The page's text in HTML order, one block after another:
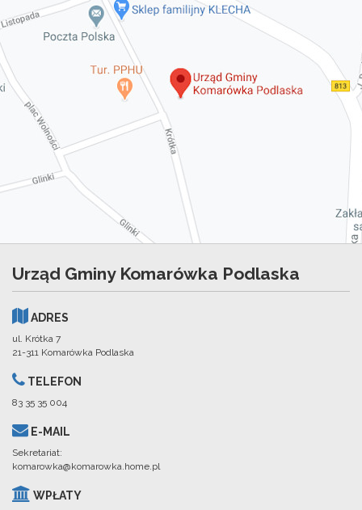
Urząd Gminy Komarówka Podlaska
ADRES
ul. Krótka 7
21-311 Komarówka Podlaska
TELEFON
83 35 35 004
E-MAIL
Sekretariat:
komarowka@komarowka.home.pl
WPŁATY